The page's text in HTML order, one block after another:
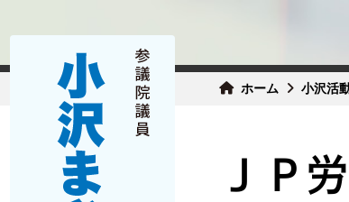
ホーム 小沢活
ＪＰ